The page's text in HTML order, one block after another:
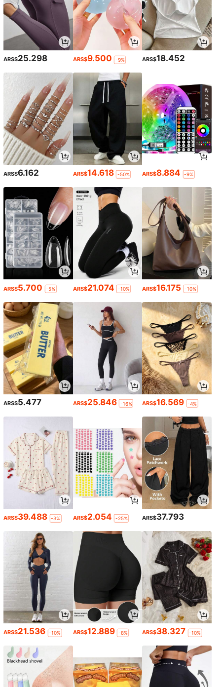
ARS$25.298 ARS$9.500 -9% ARS$18.452
ARS$6.162 ARS$14.618 -50% ARS$8.884 -9%
ARS$5.700 -5% ARS$21.074 -10% ARS$16.175 -10%
ARS$5.477 ARS$25.846 -16% ARS$16.569 -4%
ARS$39.488 -3% ARS$2.054 -25% ARS$37.793
ARS$21.536 -10% ARS$12.889 -8% ARS$38.327 -10%